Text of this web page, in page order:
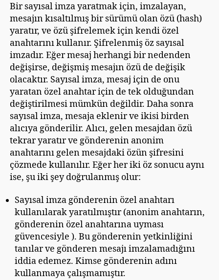
Bir sayısal imza yaratmak için, imzalayan,
mesajın kısaltılmış bir sürümü olan özü (hash)
yaratır, ve özü şifrelemek için kendi özel
anahtarını kullanır. Şifrelenmiş öz sayısal
imzadır. Eğer mesaj herhangi bir nedenden
değişirse, değişmiş mesajın özü de değişik
olacaktır. Sayısal imza, mesaj için de onu
yaratan özel anahtar için de tek olduğundan
değiştirilmesi mümkün değildir. Daha sonra
sayısal imza, mesaja eklenir ve ikisi birden
alıcıya gönderilir. Alıcı, gelen mesajdan özü
tekrar yaratır ve gönderenin anonim
anahtarını gelen mesajdaki özün şifresini
çözmede kullanılır. Eğer her iki öz sonucu aynı
ise, şu iki şey doğrulanmış olur:
Sayısal imza gönderenin özel anahtarı
kullanılarak yaratılmıştır (anonim anahtarın,
gönderenin özel anahtarına uyması
güvencesiyle ). Bu gönderenin yetkinliğini
tanılar ve gönderen mesajı imzalamadığını
iddia edemez. Kimse gönderenin adını
kullanmaya çalışmamıştır.